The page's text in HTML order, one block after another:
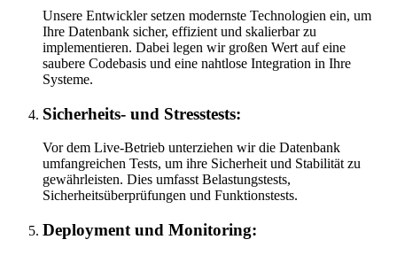
Unsere Entwickler setzen modernste Technologien ein, um
Ihre Datenbank sicher, effizient und skalierbar zu
implementieren. Dabei legen wir großen Wert auf eine
saubere Codebasis und eine nahtlose Integration in Ihre
Systeme.
Sicherheits- und Stresstests:
Vor dem Live-Betrieb unterziehen wir die Datenbank
umfangreichen Tests, um ihre Sicherheit und Stabilität zu
gewährleisten. Dies umfasst Belastungstests,
Sicherheitsüberprüfungen und Funktionstests.
Deployment und Monitoring: